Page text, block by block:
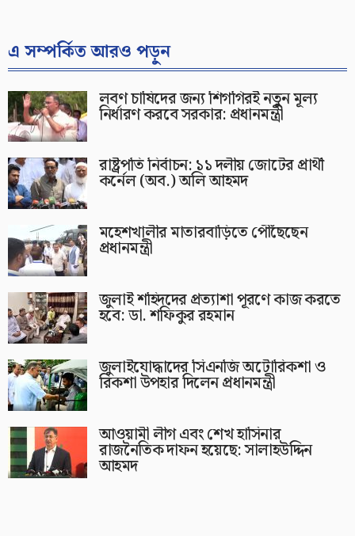
এ সম্পর্কিত আরও পড়ুন
লবণ চাষিদের জন্য শিগগিরই নতুন মূল্য
নির্ধারণ করবে সরকার: প্রধানমন্ত্রী
রাষ্ট্রপতি নির্বাচন: ১১ দলীয় জোটের প্রার্থী
কর্নেল (অব.) অলি আহমদ
মহেশখালীর মাতারবাড়িতে পৌঁছেছেন
প্রধানমন্ত্রী
জুলাই শহিদদের প্রত্যাশা পূরণে কাজ করতে
হবে: ডা. শফিকুর রহমান
জুলাইযোদ্ধাদের সিএনজি অটোরিকশা ও
রিকশা উপহার দিলেন প্রধানমন্ত্রী
আওয়ামী লীগ এবং শেখ হাসিনার
রাজনৈতিক দাফন হয়েছে: সালাহউদ্দিন
আহমদ